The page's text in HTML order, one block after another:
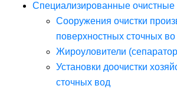
Специализированные очистные
Сооружения очистки
поверхностных сточных во
Жироуловители
Установки доочистки
сточных вод